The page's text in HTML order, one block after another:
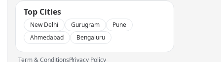
Top Cities
New Delhi Gurugram
Pune
Ahmedabad
Bengaluru
Term & ConditionsPrivacy Policy